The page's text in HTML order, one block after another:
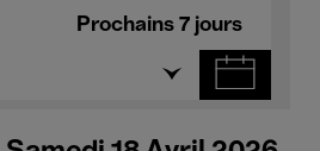
Prochains 7 jours